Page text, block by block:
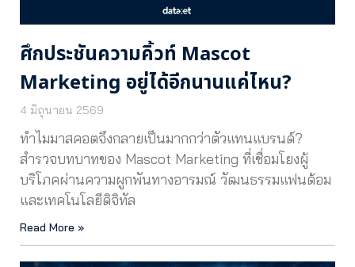
ศึกประชันความคิ้วท์ Mascot
Marketing อยู่ได้อีกนานแค่ไหน?
4 มิถุนายน 2569
ทำไมมาสคอตจึงกลายเป็นมากกว่าตัวแทนแบรนด์?
สำรวจบทบาทของ Mascot Marketing ที่เชื่อมโยงผู้
บริโภคผ่านความผูกพันทางอารมณ์ วัฒนธรรมแฟนด้อม
และเทคโนโลยีดิจิทัล
Read More »